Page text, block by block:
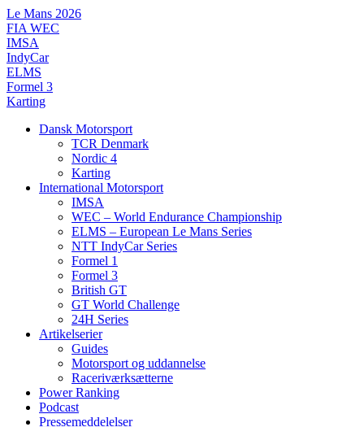
Videre
til
indhold
Le Mans 2026
FIA WEC
IMSA
IndyCar
ELMS
Formel 3
Karting
Dansk Motorsport
TCR Denmark
Nordic 4
Karting
International Motorsport
IMSA
WEC – World Endurance Championship
ELMS – European Le Mans Series
NTT IndyCar Series
Formel 1
Formel 3
British GT
GT World Challenge
24H Series
Artikelserier
Guides
Motorsport og uddannelse
Raceriværksætterne
Power Ranking
Podcast
Pressemeddelelser